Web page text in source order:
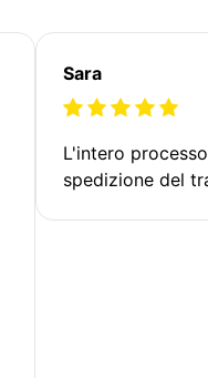
Sara
L'intero
spedizione del